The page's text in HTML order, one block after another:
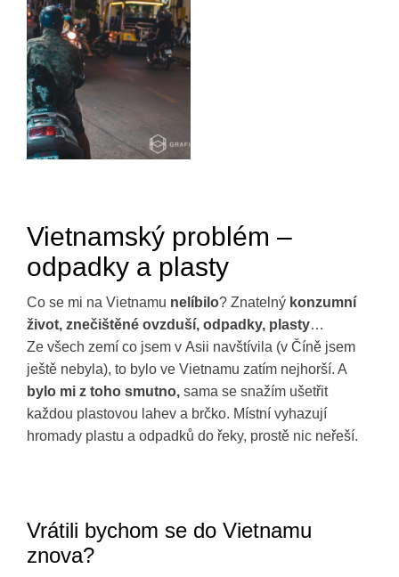
Vietnamský problém –
odpadky a plasty
Co se mi na Vietnamu nelíbilo? Znatelný konzumní
život, znečištěné ovzduší, odpadky, plasty…
Ze všech zemí co jsem v Asii navštívila (v Číně jsem
ještě nebyla), to bylo ve Vietnamu zatím nejhorší. A
bylo mi z toho smutno, sama se snažím ušetřit
každou plastovou lahev a brčko. Místní vyhazují
hromady plastu a odpadků do řeky, prostě nic neřeší.
Vrátili bychom se do Vietnamu
znova?